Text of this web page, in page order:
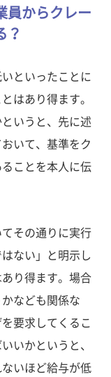
員からクレー
？
といったことに
はあり得ます。
いうと、先に述
いて、基準をク
ことを本人に伝
その通りに実行
ない」と明示し
り得ます。場合
なども関係な
要求してくるこ
いかというと、
ないほど給与が低